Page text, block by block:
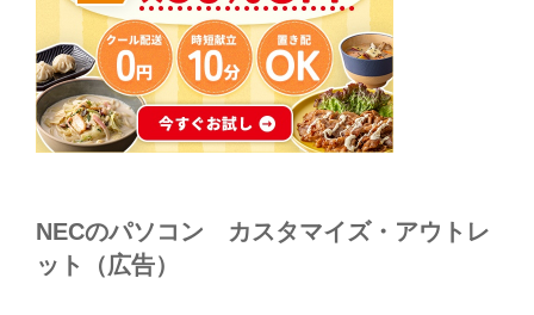
NECのパソコン カスタマイズ・アウトレ
ット（広告）